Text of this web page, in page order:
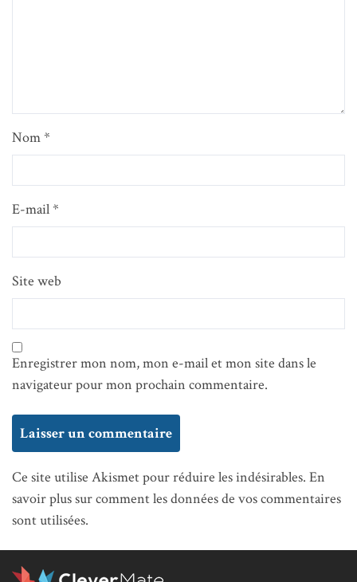
Nom*
E-mail*
Site web
Enregistrer mon nom, mon e-mail et mon site dans le
navigateur pour mon prochain commentaire.
Ce site utilise Akismet pour réduire les indésirables. En
savoir plus sur comment les données de vos commentaires
sont utilisées.